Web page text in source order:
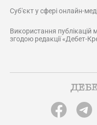
Суб'єкт у сфері онлайн-
Використання
згодою редакції «Дебет-